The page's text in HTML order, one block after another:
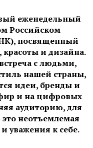
еженедельный
Российском
посвященный
и дизайна.
с людьми,
нашей страны,
идеи, бренды и
и на цифровых
аудиторию, для
неотъемлемая
уважения к себе.